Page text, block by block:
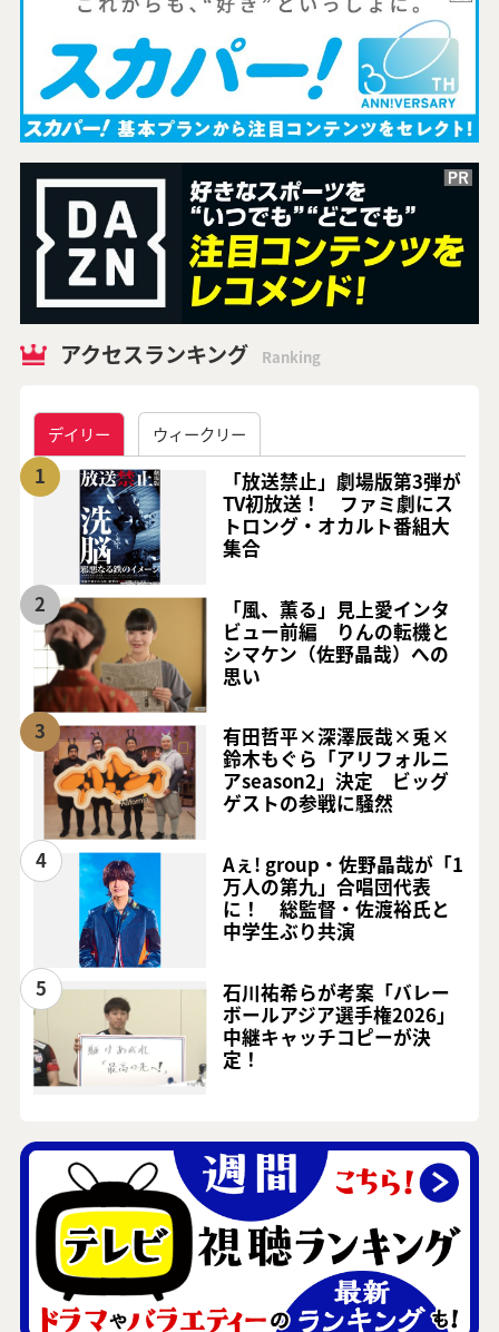
アクセスランキング Ranking
デイリー ウィークリー
1
「放送禁止」劇場版第3弾が
TV初放送！ ファミ劇にス
トロング・オカルト番組大
集合
2
「風、薫る」見上愛インタ
ビュー前編 りんの転機と
シマケン（佐野晶哉）への
思い
3
有田哲平×深澤辰哉×兎×
鈴木もぐら「アリフォルニ
アseason2」決定 ビッグ
ゲストの参戦に騒然
4
Aぇ! group・佐野晶哉が「1
万人の第九」合唱団代表
に！ 総監督・佐渡裕氏と
中学生ぶり共演
5
石川祐希らが考案「バレー
ボールアジア選手権2026」
中継キャッチコピーが決
定！